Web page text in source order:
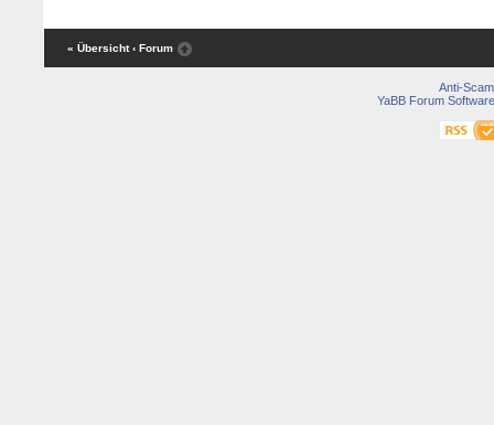
« Übersicht ‹ Forum
Anti-Scam
YaBB Forum Software